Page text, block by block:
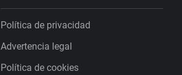
Política de privacidad
Advertencia legal
Política de cookies